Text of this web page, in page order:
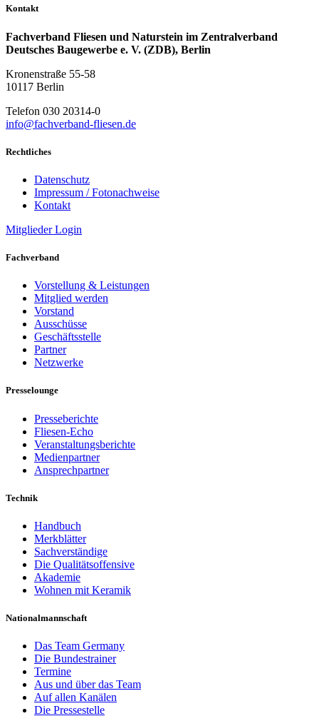
Kontakt
Fachverband Fliesen und Naturstein im Zentralverband
Deutsches Baugewerbe e. V. (ZDB), Berlin
Kronenstraße 55-58
10117 Berlin
Telefon 030 20314-0
info@fachverband-fliesen.de
Rechtliches
Datenschutz
Impressum / Fotonachweise
Kontakt
Mitglieder Login
Fachverband
Vorstellung & Leistungen
Mitglied werden
Vorstand
Ausschüsse
Geschäftsstelle
Partner
Netzwerke
Presselounge
Presseberichte
Fliesen-Echo
Veranstaltungsberichte
Medienpartner
Ansprechpartner
Technik
Handbuch
Merkblätter
Sachverständige
Die Qualitätsoffensive
Akademie
Wohnen mit Keramik
Nationalmannschaft
Das Team Germany
Die Bundestrainer
Termine
Aus und über das Team
Auf allen Kanälen
Die Pressestelle